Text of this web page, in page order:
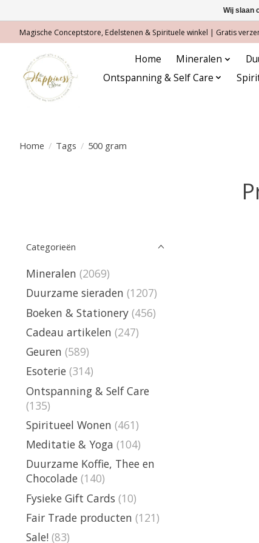
Magische Conceptstore, Edelstenen & Spirituele winkel | Gratis
Home Mineralen
Ontspanning & Self Care
Home / Tags / 500 gram
Categorieën
Mineralen (2069)
Duurzame sieraden (1207)
Boeken & Stationery (456)
Cadeau artikelen (247)
Geuren (589)
Esoterie (314)
Ontspanning & Self Care
(135)
Spiritueel Wonen (461)
Meditatie & Yoga (104)
Duurzame Koffie, Thee en
Chocolade (140)
Fysieke Gift Cards (10)
Fair Trade producten (121)
Sale! (83)
Wij slaan